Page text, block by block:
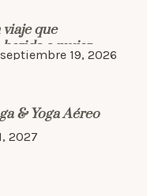
que
a mujer
19, 2026
& Yoga Aéreo
2027